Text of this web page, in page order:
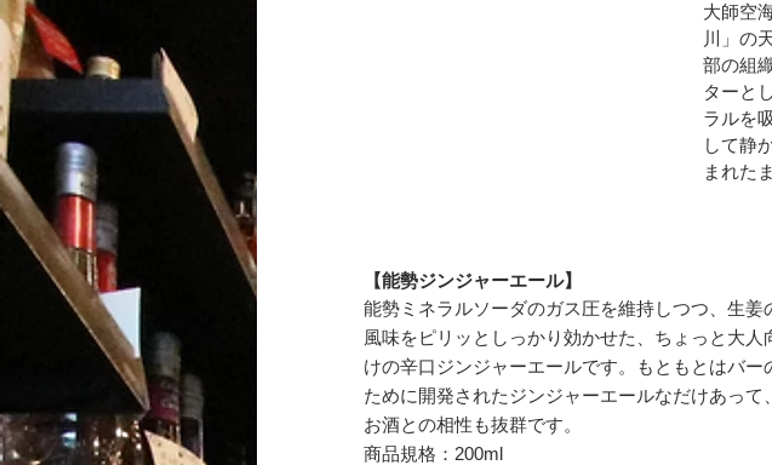
大師空
川」の
部の組
ターと
ラルを
して静
まれた
【能勢ジンジャーエール】
能勢ミネラルソーダのガス圧を維持しつつ、生姜
風味をピリッとしっかり効かせた、ちょっと大人
けの辛口ジンジャーエールです。もともとはバー
ために開発されたジンジャーエールなだけあって、
お酒との相性も抜群です。
商品規格：200ml